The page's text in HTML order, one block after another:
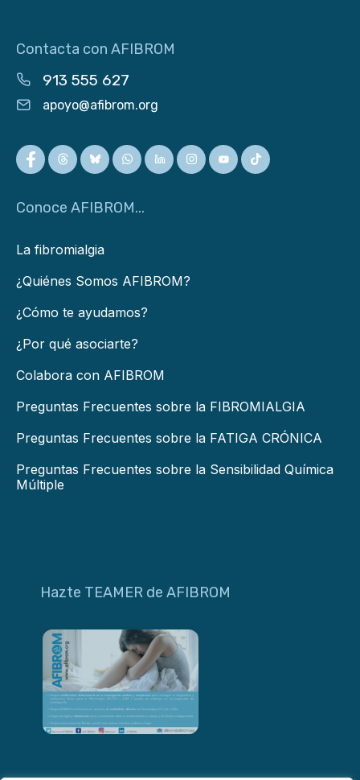
Contacta con AFIBROM
913 555 627
apoyo@afibrom.org
Conoce AFIBROM...
La fibromialgia
¿Quiénes Somos AFIBROM?
¿Cómo te ayudamos?
¿Por qué asociarte?
Colabora con AFIBROM
Preguntas Frecuentes sobre la FIBROMIALGIA
Preguntas Frecuentes sobre la FATIGA CRÓNICA
Preguntas Frecuentes sobre la Sensibilidad Química
Múltiple
Hazte TEAMER de AFIBROM